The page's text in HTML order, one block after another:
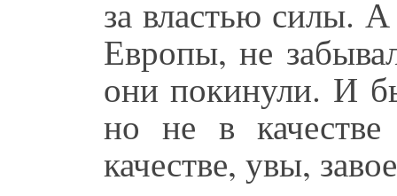
за властью силы. А
Европы, не
они покинули. И
но не в
качестве, увы,